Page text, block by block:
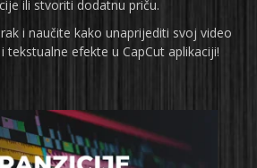
ili stvoriti dodatnu priču.
i naučite kako unaprijediti svoj video
tekstualne efekte u CapCut aplikaciji!